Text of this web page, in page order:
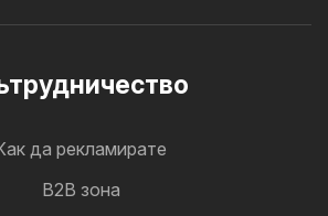
да рекламирате
B2B зона